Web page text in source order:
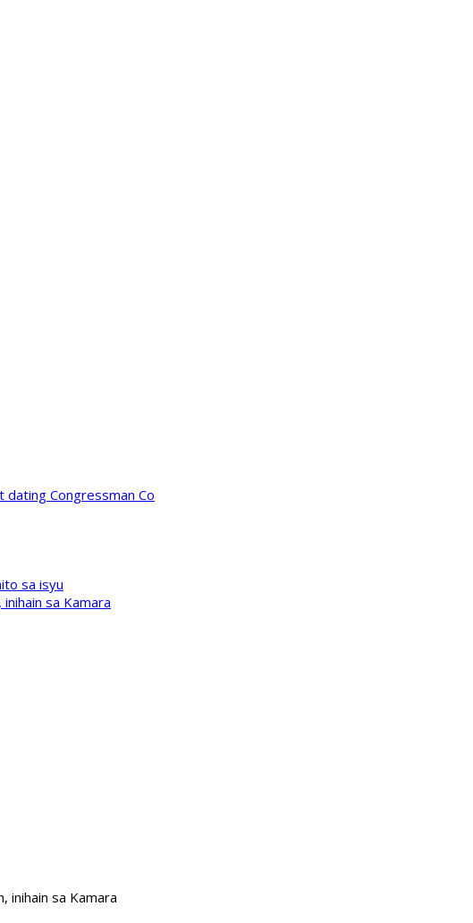
dating Congressman Co
sa isyu
sa Kamara
inihain sa Kamara